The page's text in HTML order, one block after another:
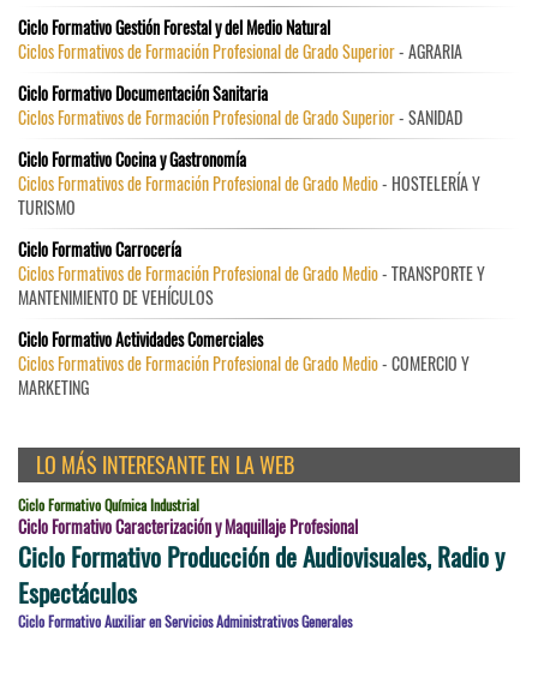
Ciclo Formativo Gestión Forestal y del Medio Natural
Ciclos Formativos de Formación Profesional de Grado Superior- AGRARIA
Ciclo Formativo Documentación Sanitaria
Ciclos Formativos de Formación Profesional de Grado Superior- SANIDAD
Ciclo Formativo Cocina y Gastronomía
Ciclos Formativos de Formación Profesional de Grado Medio- HOSTELERÍA Y
TURISMO
Ciclo Formativo Carrocería
Ciclos Formativos de Formación Profesional de Grado Medio- TRANSPORTE Y
MANTENIMIENTO DE VEHÍCULOS
Ciclo Formativo Actividades Comerciales
Ciclos Formativos de Formación Profesional de Grado Medio- COMERCIO Y
MARKETING
LO MÁS INTERESANTE EN LA WEB
Ciclo Formativo Química Industrial
Ciclo Formativo Caracterización y Maquillaje Profesional
Ciclo Formativo Producción de Audiovisuales, Radio y
Espectáculos
Ciclo Formativo Auxiliar en Servicios Administrativos Generales